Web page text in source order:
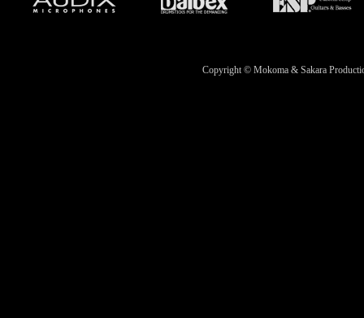
Copyright © Mokoma & Sakara